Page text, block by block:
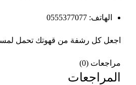
الهاتف: 0555377077
اجعل كل رشفة من قهوتك تحمل
مراجعات (0)
المراجعات